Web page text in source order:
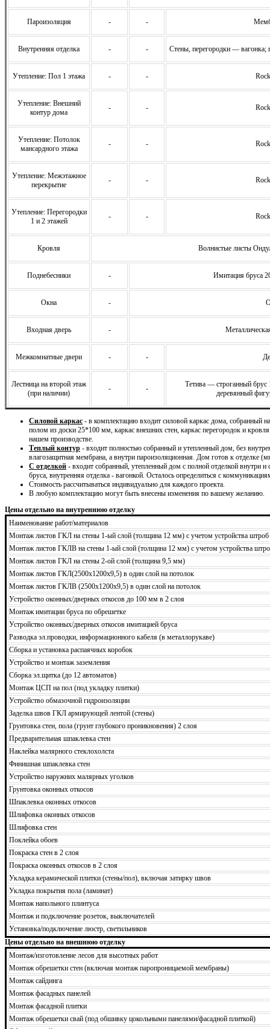
Пароизоляция - -
Внутренняя отделка - - Стены, перегородки — вагонка;
Утепление: Пол 1 этажа - -
Утепление: Внешний
контур дома
- -
Утепление: Потолок
мансардного этажа
- -
Утепление: Межэтажное
перекрытие
- -
Утепление: Перегородки
1 и 2 этажей
- -
Кровля Волнистые листы
Поднебесники - Имитация бруса
Окна -
Входная дверь -
Межкомнатные двери - -
Лестница на второй этаж
(при наличии)
- -
Тетива — строганный
деревянный
Силовой каркас - в комплектацию входит силовой каркас дома, собранный
полом из доски 25*100 мм, каркас внешних стен, каркас перегородок и
нашем производстве.
Теплый контур - входит полностью собранный и утепленный дом, без
влагозащитная мембрана, а внутри пароизоляционная. Дом готов к отделке
С отделкой - входит собранный, утепленный дом с полной отделкой внутри
бруса, внутренняя отделка - вагонкой. Осталось определиться с
Стоимость рассчитываться индивидуально для каждого проекта.
В любую комплектацию могут быть внесены изменения по вашему желанию.
Цены отдельно на внутреннюю отделку
Наименование работ/материалов
Монтаж листов ГКЛ на стены 1-ый слой (толщина 12 мм) с учетом устройства штроб
Монтаж листов ГКЛВ на стены 1-ый слой (толщина 12 мм) с учетом устройства
Монтаж листов ГКЛ на стены 2-ой слой (толщина 9,5 мм)
Монтаж листов ГКЛ(2500х1200х9,5) в один слой на потолок
Монтаж листов ГКЛВ (2500х1200х9,5) в один слой на потолок
Устройство оконных/дверных откосов до 100 мм в 2 слоя
Монтаж имитации бруса по обрешетке
Устройство оконных/дверных откосов имитацией бруса
Разводка эл.проводки, информационного кабеля (в металлорукаве)
Сборка и установка распаячных коробок
Устройство и монтаж заземления
Сборка эл.щитка (до 12 автоматов)
Монтаж ЦСП на пол (под укладку плитки)
Устройство обмазочной гидроизоляции
Заделка швов ГКЛ армирующей лентой (стены)
Грунтовка стен, пола (грунт глубокого проникновения) 2 слоя
Предварительная шпаклевка стен
Наклейка малярного стеклохолста
Финишная шпаклевка стен
Устройство наружних малярных уголков
Грунтовка оконных откосов
Шпаклевка оконных откосов
Шлифовка оконных откосов
Шлифовка стен
Поклейка обоев
Покраска стен в 2 слоя
Покраска оконных откосов в 2 слоя
Укладка керамической плитки (стены/пол), включая затирку швов
Укладка покрытия пола (ламинат)
Монтаж напольного плинтуса
Монтаж и подключение розеток, выключателей
Установка/подключение люстр, светильников
Цены отдельно на внешнюю отделку
Монтаж/изготовление лесов для высотных работ
Монтаж обрешетки стен (включая монтаж паропроницаемой мембраны)
Монтаж сайдинга
Монтаж фасадных панелей
Монтаж фасадной плитки
Монтаж обрешетки свай (под обшивку цокольными панелями/фасадной плиткой)